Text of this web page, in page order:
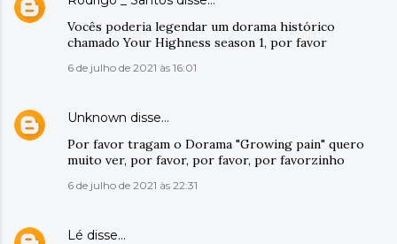
Vocês poderia legendar um dorama histórico
chamado Your Highness season 1, por favor
6 de julho de 2021 às 16:01
Unknown disse…
Por favor tragam o Dorama "Growing pain" quero
muito ver, por favor, por favor, por favorzinho
6 de julho de 2021 às 22:31
Lé disse…